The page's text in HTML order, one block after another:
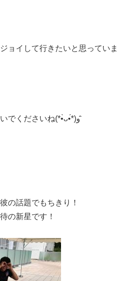
ョイして行きたいと思っていま
皆さんも後悔だけはしないでくださいね(*•̀ᴗ•́*)و ̑̑
の話題でもちきり！
の新星です！